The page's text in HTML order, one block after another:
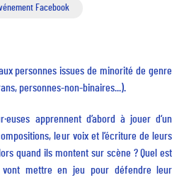
Facebook
personnes issues de minorité de genre
personnes-non-binaires...).
apprennent d’abord à jouer d‘un
leur voix et l’écriture de leurs
quand ils montent sur scène ? Quel est
vont mettre en jeu pour défendre leur